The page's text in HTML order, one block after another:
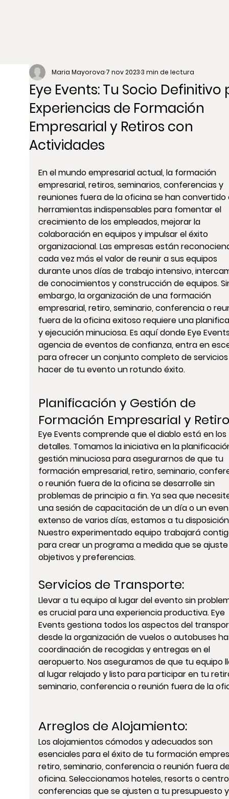
Eye Events: Tu Socio Definitivo
Experiencias de Formación
Empresarial y Retiros con
Actividades
Maria Mayorova7 nov 20233 min de lectura
En el mundo empresarial actual, la formación
empresarial, retiros, seminarios, conferencias y
reuniones fuera de la oficina se han
herramientas indispensables para fomentar el
crecimiento de los empleados, mejorar la
colaboración en equipos y impulsar el éxito
organizacional. Las empresas están
cada vez más el valor de reunir a sus equipos
durante unos días de trabajo intensivo,
de conocimientos y construcción de equipos.
embargo, la organización de una formación
empresarial, retiro, seminario, conferencia o
fuera de la oficina exitoso requiere una
y ejecución minuciosa. Es aquí donde Eye
agencia de eventos de confianza, entra en
para ofrecer un conjunto completo de
hacer de tu evento un rotundo éxito.
Planificación y Gestión de
Formación Empresarial y
Eye Events comprende que el diablo está en los
detalles. Tomamos la iniciativa en la
gestión minuciosa para asegurarnos de que tu
formación empresarial, retiro, seminario,
o reunión fuera de la oficina se desarrolle sin
problemas de principio a fin. Ya sea que
una sesión de capacitación de un día o un
extenso de varios días, estamos a tu
Nuestro experimentado equipo trabajará
para crear un programa a medida que se
objetivos y preferencias.
Servicios de Transporte:
Llevar a tu equipo al lugar del evento sin
es crucial para una experiencia productiva. Eye
Events gestiona todos los aspectos del
desde la organización de vuelos o autobuses
coordinación de recogidas y entregas en el
aeropuerto. Nos aseguramos de que tu equipo
al lugar relajado y listo para participar en tu
seminario, conferencia o reunión fuera de la
Arreglos de Alojamiento:
Los alojamientos cómodos y adecuados son
esenciales para el éxito de tu formación
retiro, seminario, conferencia o reunión fuera
oficina. Seleccionamos hoteles, resorts o
conferencias que se ajusten a tu presupuesto